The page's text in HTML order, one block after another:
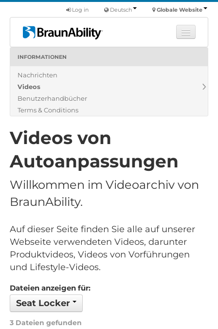
Globale Website
Deutsch
Log in
Produkte
Über uns
Finde einen Händler
INFORMATIONEN
Nachrichten
Videos
Benutzerhandbücher
Terms & Conditions
Videos von
Autoanpassungen
Willkommen im Videoarchiv von
BraunAbility.
Auf dieser Seite finden Sie alle auf unserer
Webseite verwendeten Videos, darunter
Produktvideos, Videos von Vorführungen
und Lifestyle-Videos.
Dateien anzeigen für:
Seat Locker
3 Dateien gefunden